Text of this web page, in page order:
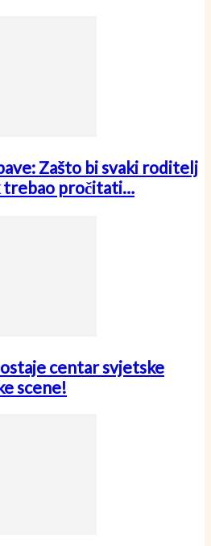
Zašto bi svaki roditelj
trebao pročitati…
centar svjetske
scene!